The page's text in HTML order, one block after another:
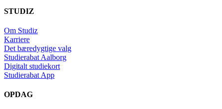
STUDIZ
Om Studiz
Karriere
Det bæredygtige valg
Studierabat Aalborg
Digitalt studiekort
Studierabat App
OPDAG